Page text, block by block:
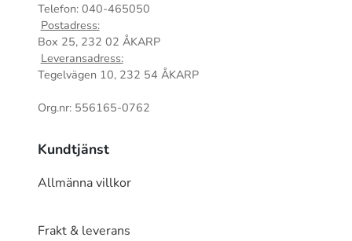
Telefon: 040-465050
Postadress:
Box 25, 232 02 ÅKARP
Leveransadress:
Tegelvägen 10, 232 54 ÅKARP
Org.nr: 556165-0762
Kundtjänst
Allmänna villkor
Frakt & leverans